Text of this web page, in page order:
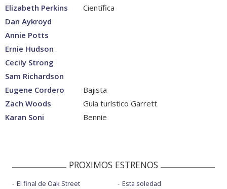
Elizabeth Perkins
Científica
Dan Aykroyd
Annie Potts
Ernie Hudson
Cecily Strong
Sam Richardson
Eugene Cordero
Bajista
Zach Woods
Guía turístico Garrett
Karan Soni
Bennie
PROXIMOS ESTRENOS
El final de Oak Street
Esta soledad